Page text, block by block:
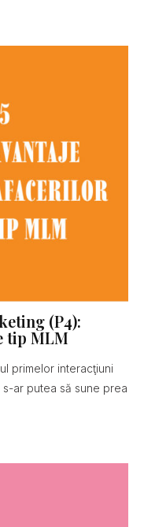
(P4):
tip MLM
primelor interacţiuni
ar putea să sune prea